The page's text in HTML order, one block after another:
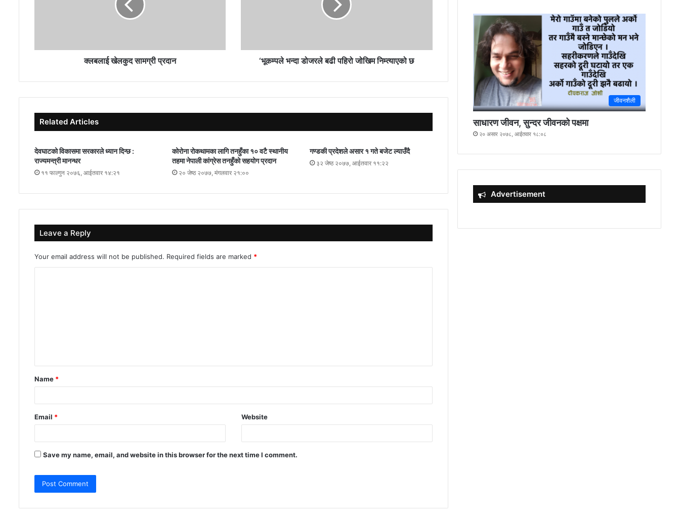
क्लबलाई खेलकुद सामग्री प्रदान ‘भूकम्पले भन्दा डोजरले बढी पहिरो जोखिम निम्त्याएको छ
Related Articles
देवघाटको विकासमा सरकारले ध्यान दिन्छ :
राज्यमन्त्री मानन्धर
११ फाल्गुन २०७६, आईतवार १४:२१
कोरोना रोकथामका लागि तनहुँका १० वटै स्थानीय
तहमा नेपाली कांग्रेस तनहुँको सहयोग प्रदान
२० जेष्ठ २०७७, मंगलवार २१:००
गण्डकी प्रदेशले असार १ गते बजेट ल्याउँदै
३२ जेष्ठ २०७७, आईतवार ११:२२
Leave a Reply
Your email address will not be published. Required fields are marked *
t
*
Name *
Email * Website
Save my name, email, and website in this browser for the next time I comment.
जीवनशैली
साधारण जीवन, सुन्दर जीवनको पक्षमा
२० असार २०७८, आईतवार १८:०८
Advertisement